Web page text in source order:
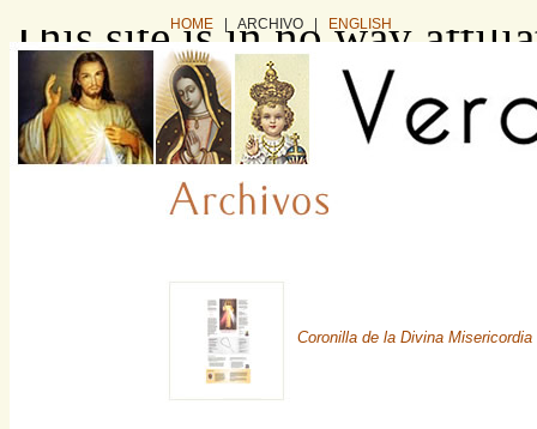
HOME | ARCHIVO | ENGLISH
Coronilla de la Divina Misericordia
This site is in no way
business. It exists as a
information intended for
want to buy this website,
or you can find and buy it